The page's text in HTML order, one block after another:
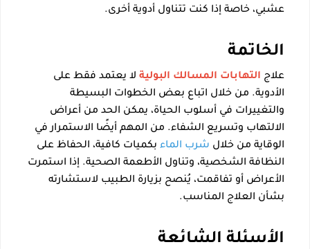
عشبي، خاصة إذا كنت تتناول أدوية أخرى.
الخاتمة
علاج التهابات المسالك البولية لا يعتمد فقط على
الأدوية. من خلال اتباع بعض الخطوات البسيطة
والتغييرات في أسلوب الحياة، يمكن الحد من أعراض
الالتهاب وتسريع الشفاء. من المهم أيضًا الاستمرار في
الوقاية من خلال شرب الماء بكميات كافية، الحفاظ على
النظافة الشخصية، وتناول الأطعمة الصحية. إذا استمرت
الأعراض أو تفاقمت، يُنصح بزيارة الطبيب لاستشارته
بشأن العلاج المناسب.
الأسئلة الشائعة